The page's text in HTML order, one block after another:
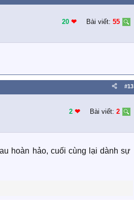
20 ❤︎ Bài viết: 55
#13
2 ❤︎ Bài viết: 2
hoàn hảo, cuối cùng lại dành sự